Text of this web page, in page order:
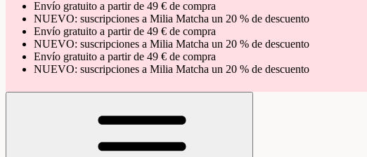
Envío gratuito a partir de 49 € de compra
NUEVO: suscripciones a Milia Matcha un 20 % de descuento
Envío gratuito a partir de 49 € de compra
NUEVO: suscripciones a Milia Matcha un 20 % de descuento
Envío gratuito a partir de 49 € de compra
NUEVO: suscripciones a Milia Matcha un 20 % de descuento